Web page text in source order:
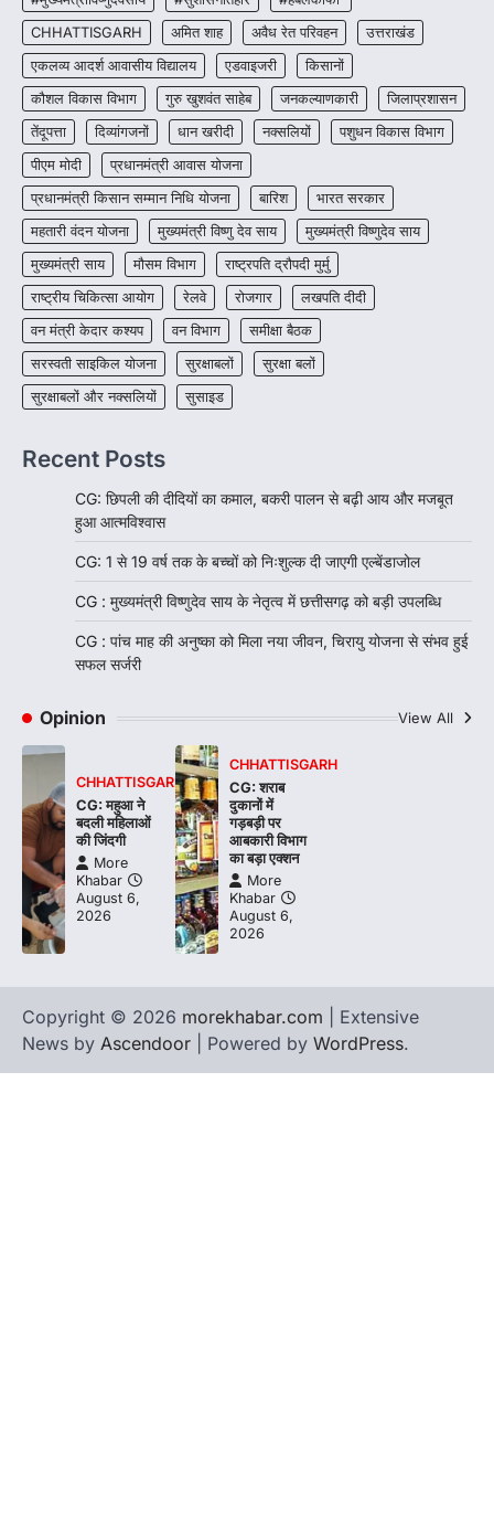
4
CHHATTISGARH
CG : पांच माह की अनुष्का को मिला नया
जीवन, चिरायु योजना से संभव हुई सफल सर्जरी
More Khabar August 7, 2026
रायपुर। राष्ट्रीय बाल स्वास्थ्य कार्यक्रम (चिरायु) के तहत
जशपुर जिले की 5 माह की मासूम…
CHHATTISGARH
अमित शाह अवैध रेत परिवहन
उत्तराखंड
एकलव्य आदर्श आवासीय विद्यालय
एडवाइजरी
किसानों
कौशल विकास विभाग
गुरु खुशवंत साहेब जनकल्याणकारी
जिलाप्रशासन
तेंदूपत्ता
दिव्यांगजनों धान खरीदी नक्सलियों
पशुधन विकास विभाग
पीएम मोदी
प्रधानमंत्री आवास योजना
प्रधानमंत्री किसान सम्मान निधि योजना
बारिश
भारत सरकार
महतारी वंदन योजना
मुख्यमंत्री विष्णु देव साय
मुख्यमंत्री विष्णुदेव साय
मुख्यमंत्री साय
मौसम विभाग
राष्ट्रपति द्रौपदी मुर्मु
राष्ट्रीय चिकित्सा आयोग
रेलवे रोजगार
लखपति दीदी
वन मंत्री केदार कश्यप
वन विभाग
समीक्षा बैठक
सरस्वती साइकिल योजना
सुरक्षाबलों
सुरक्षा बलों
सुरक्षाबलों और नक्सलियों
सुसाइड
Recent Posts
CG: छिपली की दीदियों का कमाल, बकरी पालन से बढ़ी आय और मजबूत
हुआ आत्मविश्वास
CG: 1 से 19 वर्ष तक के बच्चों को निःशुल्क दी जाएगी एल्बेंडाजोल
CG : मुख्यमंत्री विष्णुदेव साय के नेतृत्व में छत्तीसगढ़ को बड़ी उपलब्धि
CG : पांच माह की अनुष्का को मिला नया जीवन, चिरायु योजना से संभव हुई
सफल सर्जरी
Opinion View All
CHHATTISGARH
CG: महुआ ने
बदली महिलाओं
की जिंदगी
More
Khabar
August 6,
2026
CHHATTISGARH
CG: शराब
दुकानों में
गड़बड़ी पर
आबकारी विभाग
का बड़ा एक्शन
More
Khabar
August 6,
2026
Copyright © 2026 morekhabar.com | Extensive
News by Ascendoor | Powered by WordPress.